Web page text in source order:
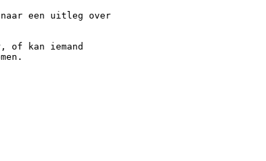
een uitleg over
of kan iemand